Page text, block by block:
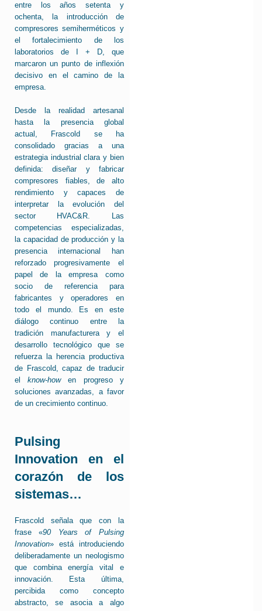
entre los años setenta y
ochenta, la introducción de
compresores semiherméticos y
el fortalecimiento de los
laboratorios de I + D, que
marcaron un punto de inflexión
decisivo en el camino de la
empresa.
Desde la realidad artesanal
hasta la presencia global
actual, Frascold se ha
consolidado gracias a una
estrategia industrial clara y bien
definida: diseñar y fabricar
compresores fiables, de alto
rendimiento y capaces de
interpretar la evolución del
sector HVAC&R. Las
competencias especializadas,
la capacidad de producción y la
presencia internacional han
reforzado progresivamente el
papel de la empresa como
socio de referencia para
fabricantes y operadores en
todo el mundo. Es en este
diálogo continuo entre la
tradición manufacturera y el
desarrollo tecnológico que se
refuerza la herencia productiva
de Frascold, capaz de traducir
elknow-howen progreso y
soluciones avanzadas, a favor
de un crecimiento continuo.
Pulsing
Innovation en el
corazón de los
sistemas…
Frascold señala que con la
frase «90 Years of Pulsing
Innovation» está introduciendo
deliberadamente un neologismo
que combina energía vital e
innovación. Esta última,
percibida como concepto
abstracto, se asocia a algo